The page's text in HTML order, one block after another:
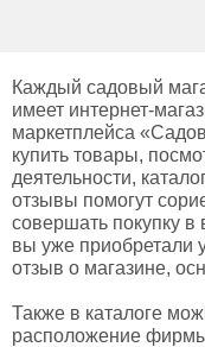
Каждый садовый
имеет интернет-
маркетплейса
купить товары,
деятельности,
отзывы помогут
совершать покупку
вы уже приобретали
отзыв о магазине,
Также в каталоге
расположение